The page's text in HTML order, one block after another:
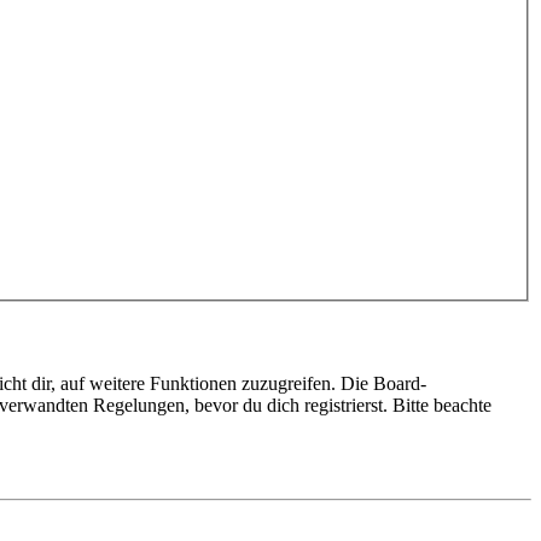
dir, auf weitere Funktionen zuzugreifen. Die Board-
Regelungen, bevor du dich registrierst. Bitte beachte